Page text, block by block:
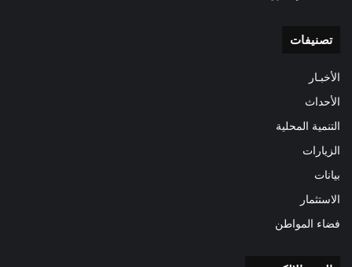
تصنيفات
الأخبـار
الأحداث
التنمية المحلية
الزيارات
بيانات
الاستثمار
فضاء المواطن